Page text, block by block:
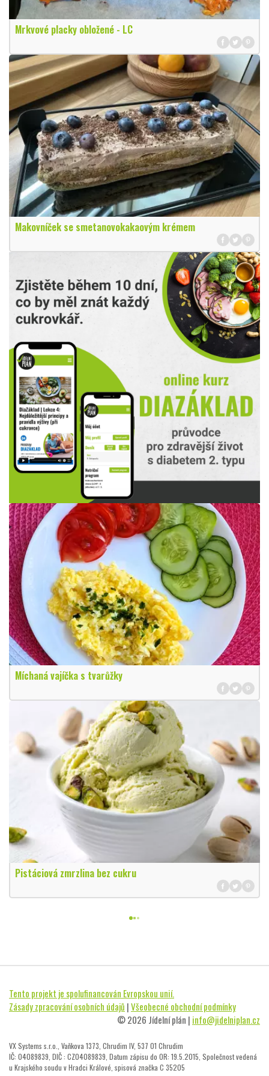
Mrkvové placky obložené - LC
Makovníček se smetanovokakaovým krémem
Míchaná vajíčka s tvarůžky
Pistáciová zmrzlina bez cukru
Tento projekt je spolufinancován Evropskou unií.
Zásady zpracování osobních údajů |Všeobecné obchodní podmínky
© 2026 Jídelní plán | info@jidelniplan.cz
VX Systems s.r.o., Vaňkova 1373, Chrudim IV, 537 01 Chrudim
IČ: 04089839, DIČ : CZ04089839, Datum zápisu do OR: 19.5.2015, Společnost vedená
u Krajského soudu v Hradci Králové, spisová značka C 35205